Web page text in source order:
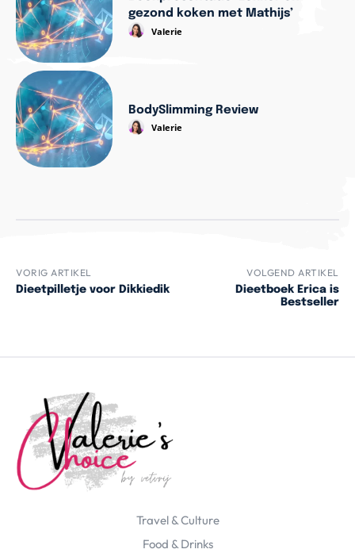
gezond koken met Mathijs’
Valerie
BodySlimming Review
Valerie
VORIG ARTIKEL
Dieetpilletje voor Dikkiedik
VOLGEND ARTIKEL
Dieetboek Erica is
Bestseller
Travel & Culture
Food & Drinks